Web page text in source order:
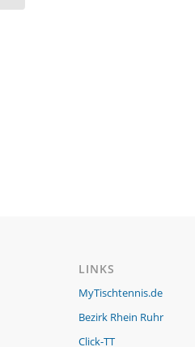
LINKS
MyTischtennis.de
Bezirk Rhein Ruhr
Click-TT